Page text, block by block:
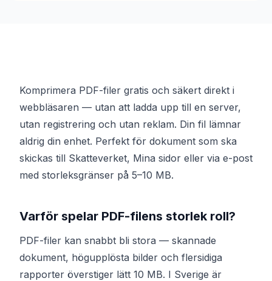
Komprimera PDF-filer gratis och säkert direkt i
webbläsaren — utan att ladda upp till en server,
utan registrering och utan reklam. Din fil lämnar
aldrig din enhet. Perfekt för dokument som ska
skickas till Skatteverket, Mina sidor eller via e-post
med storleksgränser på 5–10 MB.
Varför spelar PDF-filens storlek roll?
PDF-filer kan snabbt bli stora — skannade
dokument, högupplösta bilder och flersidiga
rapporter överstiger lätt 10 MB. I Sverige är